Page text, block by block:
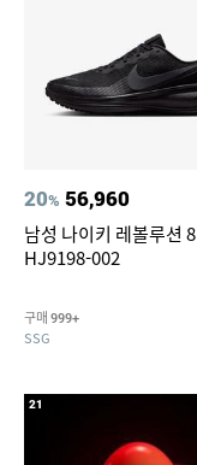
20% 56,960
남성 나이키 레볼루션 8
HJ9198-002
구매 999+
SSG
21